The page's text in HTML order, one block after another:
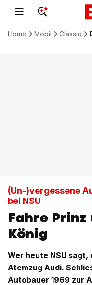
Home Mobil Classic
(Un-)vergessene
bei NSU
Fahre
König
Wer heute NSU
Atemzug Audi.
Autobauer 1969 zur